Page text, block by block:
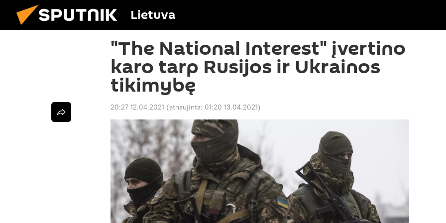
Lietuva
"The National Interest" įvertino
karo tarp Rusijos ir Ukrainos
tikimybę
20:27 12.04.2021 (atnaujinta: 01:20 13.04.2021)